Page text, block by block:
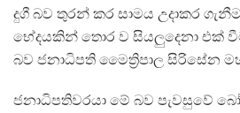
දුගී බව තුරන් කර සාමය උදාකර
භේදයකින් තොර ව සියලුදෙනා එක්
බව ජනාධිපති මෛත්‍රිපාල සිරිසේන
ජනාධිපතිවරයා මේ බව පැවසුවේ